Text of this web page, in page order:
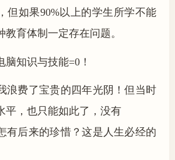
但如果90%以上的学生所学不能
教育体制一定存在问题。
脑知识与技能=0！
浪费了宝贵的四年光阴！但当时
平，也只能如此了，没有
有后来的珍惜？这是人生必经的